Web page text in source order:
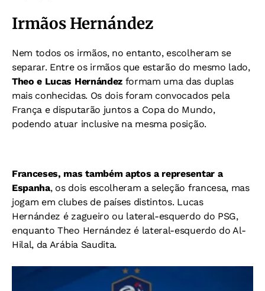
Irmãos Hernández
Nem todos os irmãos, no entanto, escolheram se
separar. Entre os irmãos que estarão do mesmo lado,
Theo e Lucas Hernándezformam uma das duplas
mais conhecidas. Os dois foram convocados pela
França e disputarão juntos a Copa do Mundo,
podendo atuar inclusive na mesma posição.
Franceses, mas também aptos a representar a
Espanha, os dois escolheram a seleção francesa, mas
jogam em clubes de países distintos. Lucas
Hernández é zagueiro ou lateral-esquerdo do PSG,
enquantoTheo Hernández é lateral-esquerdo do Al-
Hilal, da Arábia Saudita.